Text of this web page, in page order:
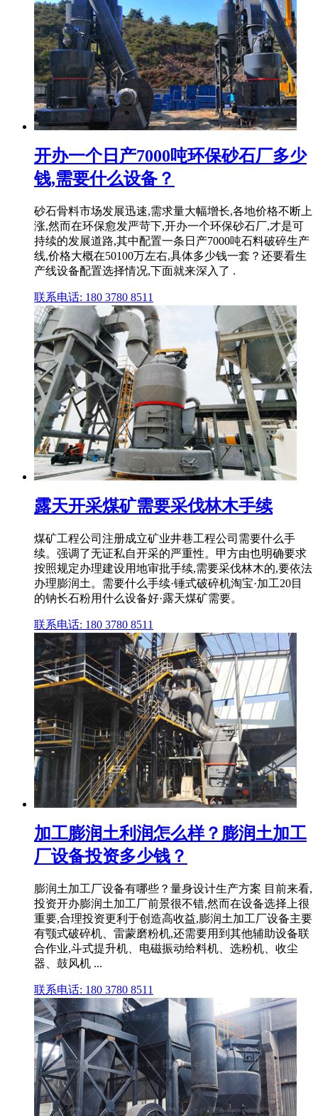
开办一个日产7000吨环保砂石厂多少
钱,需要什么设备？
砂石骨料市场发展迅速,需求量大幅增长,各地价格不断上
涨,然而在环保愈发严苛下,开办一个环保砂石厂,才是可
持续的发展道路,其中配置一条日产7000吨石料破碎生产
线,价格大概在50100万左右,具体多少钱一套？还要看生
产线设备配置选择情况,下面就来深入了 .
联系电话: 180 3780 8511
露天开采煤矿需要采伐林木手续
煤矿工程公司注册成立矿业井巷工程公司需要什么手
续。强调了无证私自开采的严重性。甲方由也明确要求
按照规定办理建设用地审批手续,需要采伐林木的,要依法
办理膨润土。需要什么手续·锤式破碎机淘宝·加工20目
的钠长石粉用什么设备好·露天煤矿需要。
联系电话: 180 3780 8511
加工膨润土利润怎么样？膨润土加工
厂设备投资多少钱？
膨润土加工厂设备有哪些？量身设计生产方案 目前来看,
投资开办膨润土加工厂前景很不错,然而在设备选择上很
重要,合理投资更利于创造高收益,膨润土加工厂设备主要
有颚式破碎机、雷蒙磨粉机,还需要用到其他辅助设备联
合作业,斗式提升机、电磁振动给料机、选粉机、收尘
器、鼓风机 ...
联系电话: 180 3780 8511